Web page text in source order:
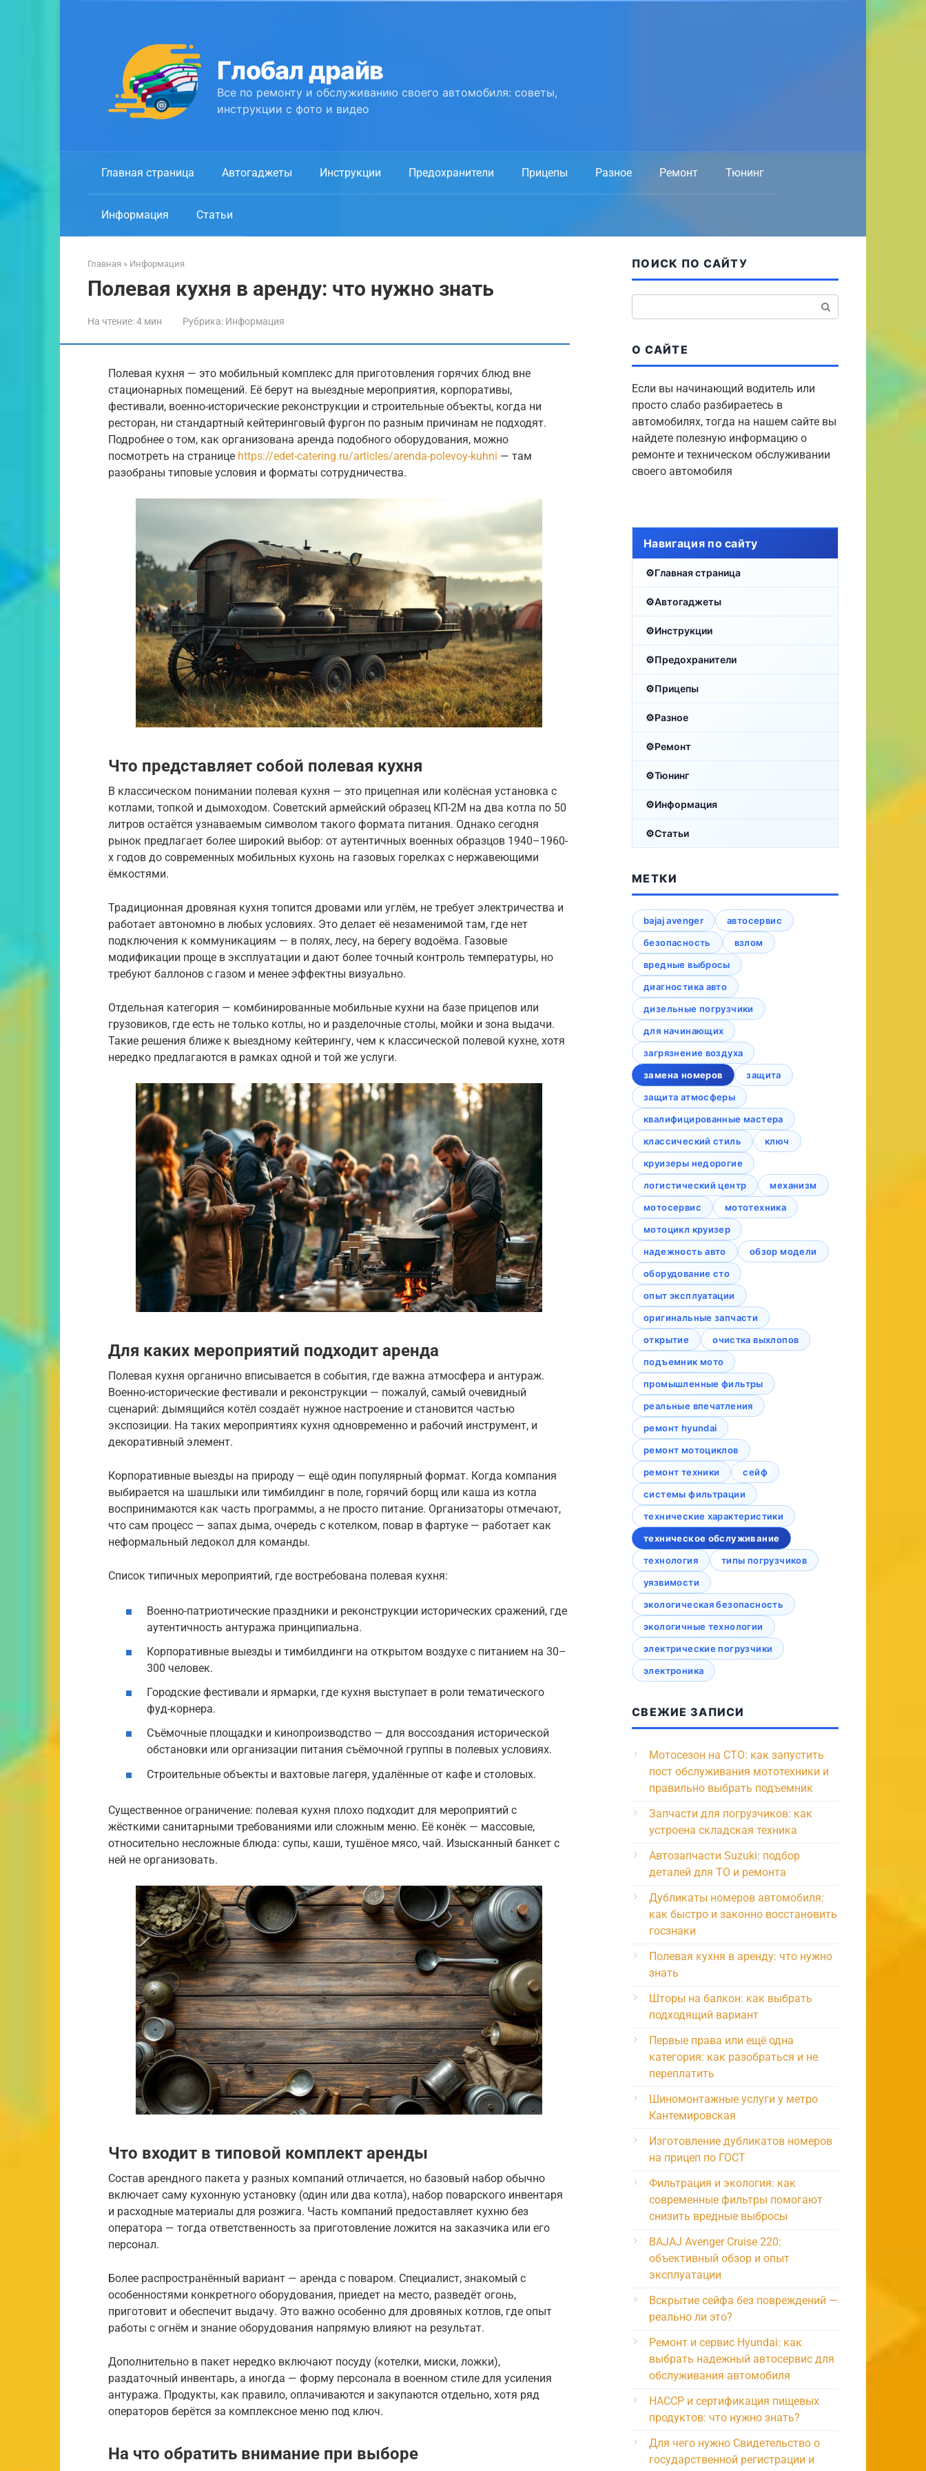
Глобал драйв
Все по ремонту и обслуживанию своего автомобиля: советы,
инструкции с фото и видео
Главная страница Автогаджеты Инструкции Предохранители Прицепы Разное Ремонт Тюнинг
Информация Статьи
Главная » Информация
Полевая кухня в аренду: что нужно знать
На чтение:4 мин Рубрика: Информация
Полевая кухня — это мобильный комплекс для приготовления горячих блюд вне
стационарных помещений. Её берут на выездные мероприятия, корпоративы,
фестивали, военно-исторические реконструкции и строительные объекты, когда ни
ресторан, ни стандартный кейтеринговый фургон по разным причинам не подходят.
Подробнее о том, как организована аренда подобного оборудования, можно
посмотреть на странице https://edet-catering.ru/articles/arenda-polevoy-kuhni — там
разобраны типовые условия и форматы сотрудничества.
Что представляет собой полевая кухня
В классическом понимании полевая кухня — это прицепная или колёсная установка с
котлами, топкой и дымоходом. Советский армейский образец КП-2М на два котла по 50
литров остаётся узнаваемым символом такого формата питания. Однако сегодня
рынок предлагает более широкий выбор: от аутентичных военных образцов 1940–1960-
х годов до современных мобильных кухонь на газовых горелках с нержавеющими
ёмкостями.
Традиционная дровяная кухня топится дровами или углём, не требует электричества и
работает автономно в любых условиях. Это делает её незаменимой там, где нет
подключения к коммуникациям — в полях, лесу, на берегу водоёма. Газовые
модификации проще в эксплуатации и дают более точный контроль температуры, но
требуют баллонов с газом и менее эффектны визуально.
Отдельная категория — комбинированные мобильные кухни на базе прицепов или
грузовиков, где есть не только котлы, но и разделочные столы, мойки и зона выдачи.
Такие решения ближе к выездному кейтерингу, чем к классической полевой кухне, хотя
нередко предлагаются в рамках одной и той же услуги.
Для каких мероприятий подходит аренда
Полевая кухня органично вписывается в события, где важна атмосфера и антураж.
Военно-исторические фестивали и реконструкции — пожалуй, самый очевидный
сценарий: дымящийся котёл создаёт нужное настроение и становится частью
экспозиции. На таких мероприятиях кухня одновременно и рабочий инструмент, и
декоративный элемент.
Корпоративные выезды на природу — ещё один популярный формат. Когда компания
выбирается на шашлыки или тимбилдинг в поле, горячий борщ или каша из котла
воспринимаются как часть программы, а не просто питание. Организаторы отмечают,
что сам процесс — запах дыма, очередь с котелком, повар в фартуке — работает как
неформальный ледокол для команды.
Список типичных мероприятий, где востребована полевая кухня:
Военно-патриотические праздники и реконструкции исторических сражений, где
аутентичность антуража принципиальна.
Корпоративные выезды и тимбилдинги на открытом воздухе с питанием на 30–
300 человек.
Городские фестивали и ярмарки, где кухня выступает в роли тематического
фуд-корнера.
Съёмочные площадки и кинопроизводство — для воссоздания исторической
обстановки или организации питания съёмочной группы в полевых условиях.
Строительные объекты и вахтовые лагеря, удалённые от кафе и столовых.
Существенное ограничение: полевая кухня плохо подходит для мероприятий с
жёсткими санитарными требованиями или сложным меню. Её конёк — массовые,
относительно несложные блюда: супы, каши, тушёное мясо, чай. Изысканный банкет с
ней не организовать.
Что входит в типовой комплект аренды
Состав арендного пакета у разных компаний отличается, но базовый набор обычно
включает саму кухонную установку (один или два котла), набор поварского инвентаря
и расходные материалы для розжига. Часть компаний предоставляет кухню без
оператора — тогда ответственность за приготовление ложится на заказчика или его
персонал.
Более распространённый вариант — аренда с поваром. Специалист, знакомый с
особенностями конкретного оборудования, приедет на место, разведёт огонь,
приготовит и обеспечит выдачу. Это важно особенно для дровяных котлов, где опыт
работы с огнём и знание оборудования напрямую влияют на результат.
Дополнительно в пакет нередко включают посуду (котелки, миски, ложки),
раздаточный инвентарь, а иногда — форму персонала в военном стиле для усиления
антуража. Продукты, как правило, оплачиваются и закупаются отдельно, хотя ряд
операторов берётся за комплексное меню под ключ.
На что обратить внимание при выборе
ПОИСК ПО САЙТУ
О САЙТЕ
Если вы начинающий водитель или
просто слабо разбираетесь в
автомобилях, тогда на нашем сайте вы
найдете полезную информацию о
ремонте и техническом обслуживании
своего автомобиля
Навигация по сайту
Главная страница
Автогаджеты
Инструкции
Предохранители
Прицепы
Разное
Ремонт
Тюнинг
Информация
Статьи
МЕТКИ
bajaj avenger
автосервис
безопасность
взлом
вредные выбросы
диагностика авто
дизельные погрузчики
для начинающих
загрязнение воздуха
замена номеров
защита
защита атмосферы
квалифицированные мастера
классический стиль
ключ
круизеры недорогие
логистический центр
механизм
мотосервис
мототехника
мотоцикл круизер
надежность авто
обзор модели
оборудование сто
опыт эксплуатации
оригинальные запчасти
открытие
очистка выхлопов
подъемник мото
промышленные фильтры
реальные впечатления
ремонт hyundai
ремонт мотоциклов
ремонт техники
сейф
системы фильтрации
технические характеристики
техническое обслуживание
технология
типы погрузчиков
уязвимости
экологическая безопасность
экологичные технологии
электрические погрузчики
электроника
СВЕЖИЕ ЗАПИСИ
Мотосезон на СТО: как запустить
пост обслуживания мототехники и
правильно выбрать подъемник
Запчасти для погрузчиков: как
устроена складская техника
Автозапчасти Suzuki: подбор
деталей для ТО и ремонта
Дубликаты номеров автомобиля:
как быстро и законно восстановить
госзнаки
Полевая кухня в аренду: что нужно
знать
Шторы на балкон: как выбрать
подходящий вариант
Первые права или ещё одна
категория: как разобраться и не
переплатить
Шиномонтажные услуги у метро
Кантемировская
Изготовление дубликатов номеров
на прицеп по ГОСТ
Фильтрация и экология: как
современные фильтры помогают
снизить вредные выбросы
BAJAJ Avenger Cruise 220:
объективный обзор и опыт
эксплуатации
Вскрытие сейфа без повреждений —
реально ли это?
Ремонт и сервис Hyundai: как
выбрать надежный автосервис для
обслуживания автомобиля
HACCP и сертификация пищевых
продуктов: что нужно знать?
Для чего нужно Свидетельство о
государственной регистрации и